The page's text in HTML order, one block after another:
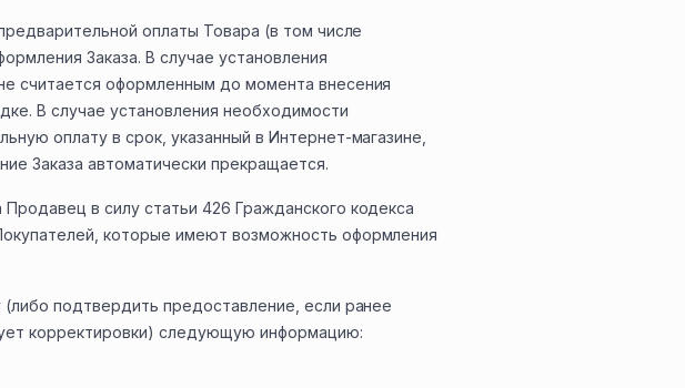
оплаты Товара (в том числе
Заказа. В случае установления
считается оформленным до момента внесения
В случае установления необходимости
оплату в срок, указанный в Интернет-магазине,
Заказа автоматически прекращается.
в силу статьи 426 Гражданского кодекса
которые имеют возможность оформления
подтвердить предоставление, если ранее
корректировки) следующую информацию: